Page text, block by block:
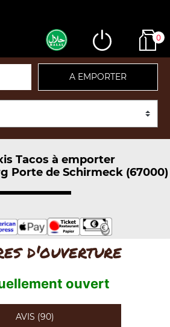
0
A EMPORTER
Tacos à emporter
Porte de Schirmeck (67000)
d'ouverture
ouvert
AVIS (90)